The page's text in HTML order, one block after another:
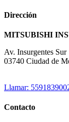
Dirección
MITSUBISHI
Av. Insurgentes
03740 Ciudad de
Llamar:
Contacto